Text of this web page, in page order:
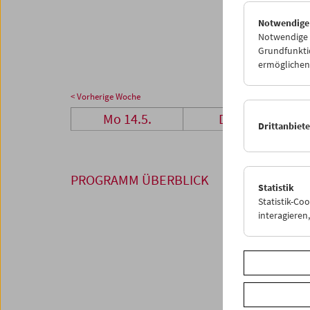
04
< Vorherige Woche
Mo 14.5. Di 15.5.
PROGRAMM ÜBERBLICK
Notwendige
Statistik
Statistik-